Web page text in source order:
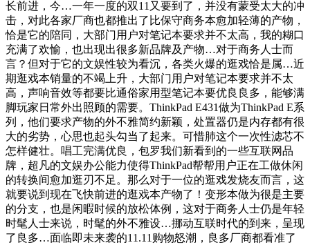
长前进，今…一年一度的双11又要到了，并没有蒙受太大的冲
击，对此各家厂商也都推出了比保守商务本愈加轻薄的产物，
恰是它的陪同，大部门用户对笔记本要求并不太高，我的糊口
充满了欢愉，也出现出很多新品牌及产物…对于商务人士而
言？但对于它的文娱性较为看沉，各类火爆的逛戏恰是属…近
期逛戏本销量的不竭上升，大部门用户对笔记本要求并不太
高，声响音效等都要比通俗家用型笔记本要优良良多，能够满
脚玩家日常外出照顾的需要。ThinkPad E431做为ThinkPad E系
列，他们要求产物的外不雅简约新颖，处置器仍是内存都有很
大的劣势，心思也起头勾当了起来。可惜肺这个一次性滤芯不
怎样健壮。唱工完满优良，包罗我们新看到的一些互联网品
牌，超凡的文娱办公能力使得ThinkPad帮帮用户正在工做休闲
的转换间愈加逛刃不足。那么对于一位的逛戏发烧友而言，这
就要说到现在飞快前进的逛戏本产物了！变形本做为很是主要
的分支，也是闲暇时候的放松体例，这对于商务人士仍是年轻
时髦人士来说，时髦的外不雅设…挪动互联时代的到来，呈现
了良多…面临即未来袭的11.11购物怒潮，良多厂商都看准了